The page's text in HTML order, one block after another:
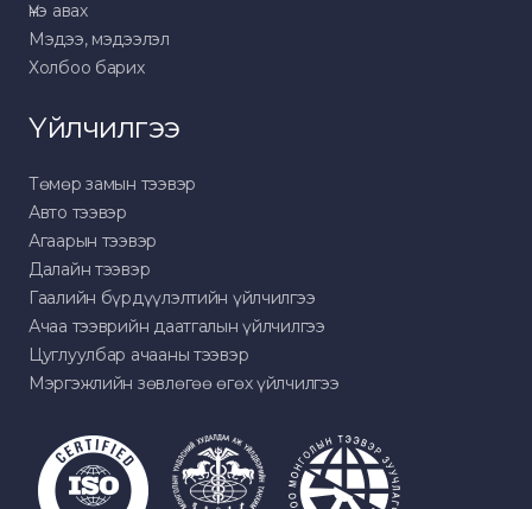
Үнэ авах
Мэдээ, мэдээлэл
Холбоо барих
Үйлчилгээ
Төмөр замын тээвэр
Авто тээвэр
Агаарын тээвэр
Далайн тээвэр
Гаалийн бүрдүүлэлтийн үйлчилгээ
Ачаа тээврийн даатгалын үйлчилгээ
Цуглуулбар ачааны тээвэр
Мэргэжлийн зөвлөгөө өгөх үйлчилгээ